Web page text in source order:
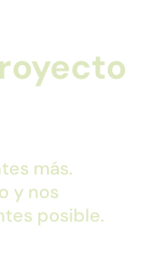
más.
y nos
posible.